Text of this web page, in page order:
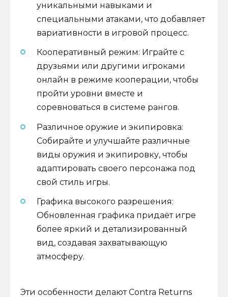
уникальными навыками и
специальными атаками, что добавляет
вариативности в игровой процесс.
Кооперативный режим: Играйте с
друзьями или другими игроками
онлайн в режиме кооперации, чтобы
пройти уровни вместе и
соревноваться в системе рангов.
Различное оружие и экипировка:
Собирайте и улучшайте различные
виды оружия и экипировку, чтобы
адаптировать своего персонажа под
свой стиль игры.
Графика высокого разрешения:
Обновленная графика придаёт игре
более яркий и детализированный
вид, создавая захватывающую
атмосферу.
Эти особенности делают Contra Returns